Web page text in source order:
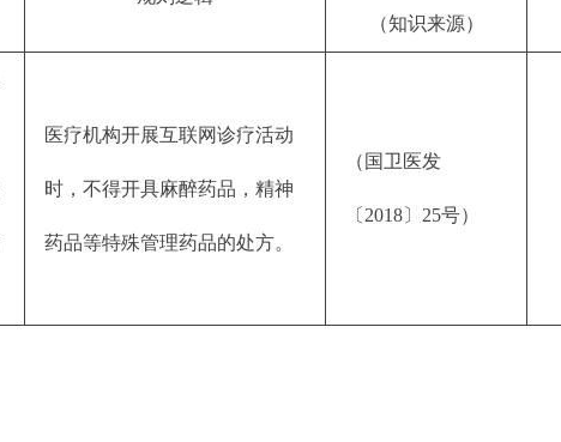
（知识来源）
医疗机构开展互联网诊疗活动
时，不得开具麻醉药品，精神
药品等特殊管理药品的处方。
（国卫医发
〔2018〕25号）